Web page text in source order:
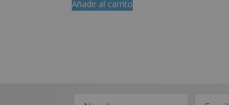
Añadir al carrito